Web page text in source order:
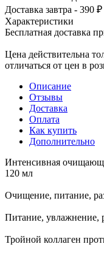
Доставка завтра - 390 ₽
Характеристики
Бесплатная доставка
Цена действительна
отличаться от цен в
Описание
Отзывы
Доставка
Оплата
Как купить
Дополнительно
Интенсивная
120 мл
Очищение, питание,
Питание, увлажнение,
Тройной коллаген